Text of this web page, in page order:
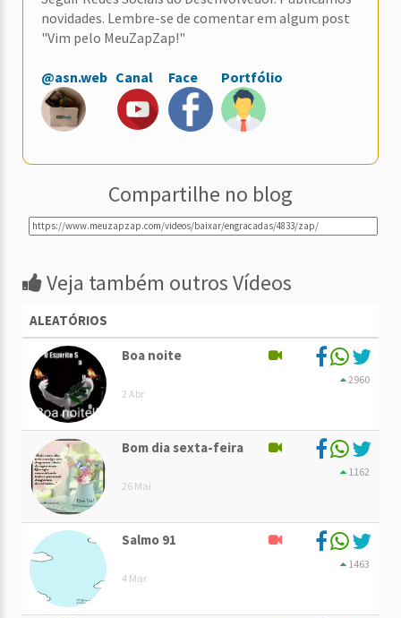
novidades. Lembre-se de comentar em algum post
"Vim pelo MeuZapZap!"
@asn.web Canal Face Portfólio
Compartilhe no blog
Veja também outros Vídeos
ALEATÓRIOS
Boa noite
2 Abr
2960
Bom dia sexta-feira
26 Mai
1162
Salmo 91
4 Mar
1463